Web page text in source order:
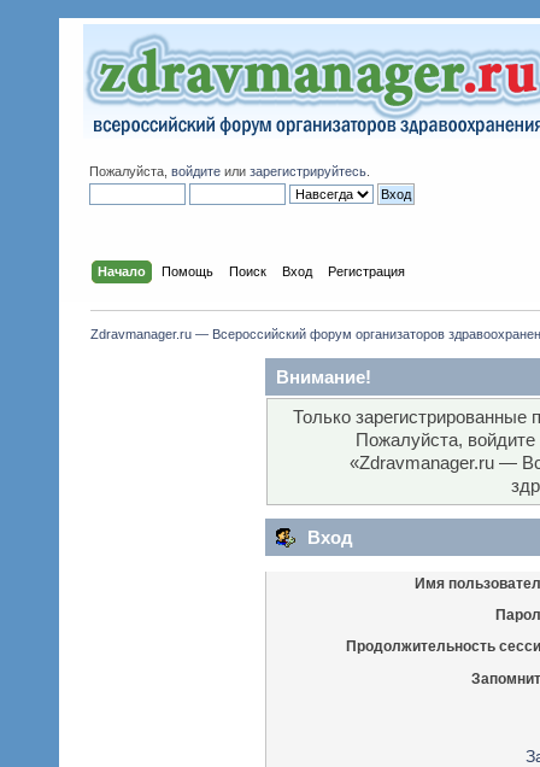
Пожалуйста, войдите или зарегистрируйтесь
Начало Помощь Поиск Вход Регистрация
Zdravmanager.ru — Всероссийский форум организаторов
Внимание!
Только зарегистрированные
Пожалуйста,
«Zdravmanager.ru —
Вход
Имя
Продолжительность